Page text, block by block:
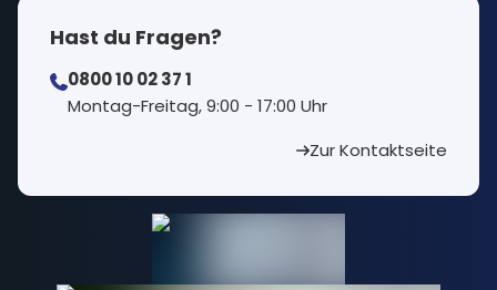
Hast du Fragen?
0800 10 02 37 1
⁠Montag-Freitag, 9:00 - 17:00 Uhr
Zur Kontaktseite